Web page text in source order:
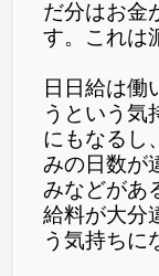
だ分はお金
す。これは
日日給は働
うという気
にもなるし
みの日数が
みなどがあ
給料が大分
う気持ちに